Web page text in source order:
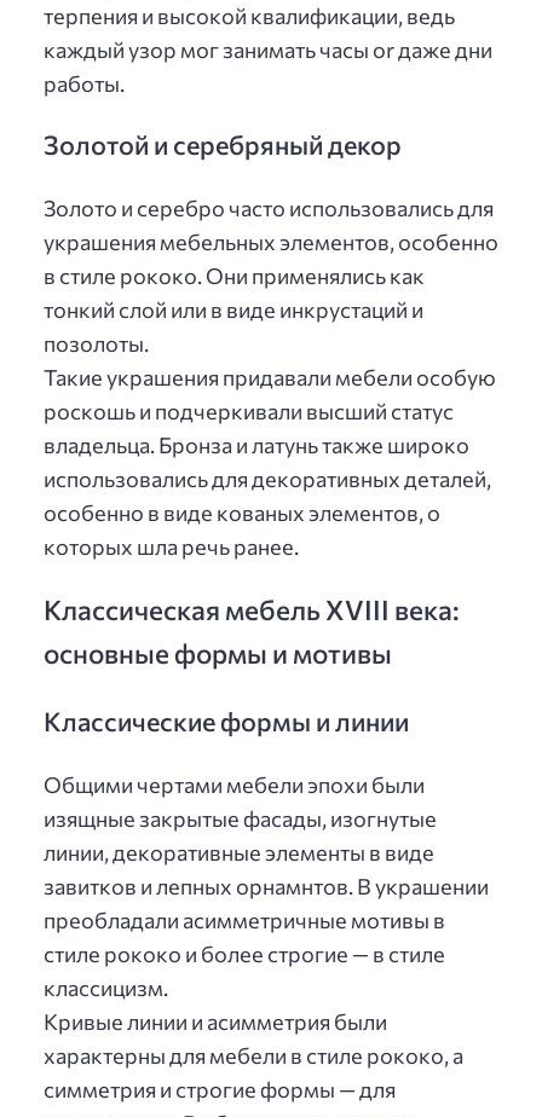
терпения и высокой квалификации, ведь
каждый узор мог занимать часы or даже дни
работы.
Золотой и серебряный декор
Золото и серебро часто использовались для
украшения мебельных элементов, особенно
в стиле рококо. Они применялись как
тонкий слой или в виде инкрустаций и
позолоты.
Такие украшения придавали мебели особую
роскошь и подчеркивали высший статус
владельца. Бронза и латунь также широко
использовались для декоративных деталей,
особенно в виде кованых элементов, о
которых шла речь ранее.
Классическая мебель XVIII века:
основные формы и мотивы
Классические формы и линии
Общими чертами мебели эпохи были
изящные закрытые фасады, изогнутые
линии, декоративные элементы в виде
завитков и лепных орнамнтов. В украшении
преобладали асимметричные мотивы в
стиле рококо и более строгие — в стиле
классицизм.
Кривые линии и асимметрия были
характерны для мебели в стиле рококо, а
симметрия и строгие формы — для